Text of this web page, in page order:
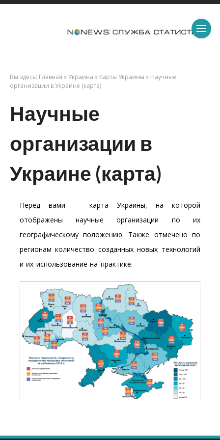
Вы здесь: Главная » Украина » Карты Украины » Научные
организации в Украине (карта)
Научные
организации в
Украине (карта)
Перед вами — карта Украины, на которой
отображены научные организации по их
географическому положению. Также отмечено по
регионам количество созданных новых технологий
и их использование на практике.